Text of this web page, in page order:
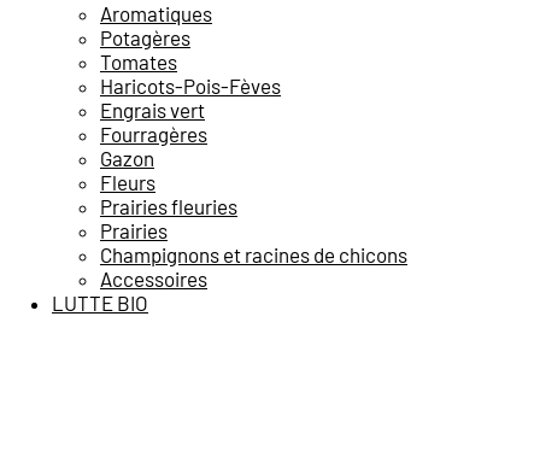
Aromatiques
Potagères
Tomates
Haricots-Pois-Fèves
Engrais vert
Fourragères
Gazon
Fleurs
Prairies fleuries
Prairies
Champignons et racines de chicons
Accessoires
LUTTE BIO